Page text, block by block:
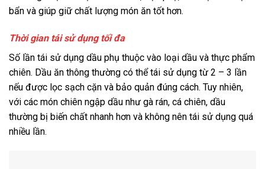
bẩn và giúp giữ chất lượng món ăn tốt hơn.
Thời gian tái sử dụng tối đa
Số lần tái sử dụng dầu phụ thuộc vào loại dầu và thực phẩm
chiên. Dầu ăn thông thường có thể tái sử dụng từ 2 – 3 lần
nếu được lọc sạch cặn và bảo quản đúng cách. Tuy nhiên,
với các món chiên ngập dầu như gà rán, cá chiên, dầu
thường bị biến chất nhanh hơn và không nên tái sử dụng quá
nhiều lần.